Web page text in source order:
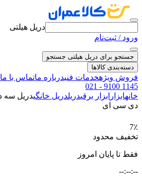
دریل هیلتی
ورود / ثبت‌نام
جستجو برای دریل هیلتی جستجو
دسته‌بندی کالاها
فروش ویژهخدمات فنیدرباره ماتماس با ما
021 - 9100 1145
خانهابزار ابزار برقیدریلدریل خانگی
دی سی ای
7٪
تخفیف محدود
فقط تا پایان امروز
--:--:--